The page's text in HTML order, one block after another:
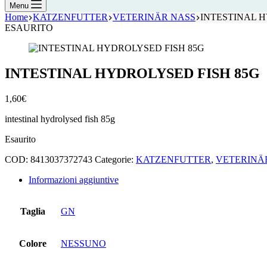
Menu
Home KATZENFUTTER VETERINÄR NASS INTESTINAL
ESAURITO
INTESTINAL HYDROLYSED FISH 85G
1,60€
intestinal hydrolysed fish 85g
Esaurito
COD: 8413037372743 Categorie: KATZENFUTTER,
Informazioni aggiuntive
Taglia GN
Colore NESSUNO